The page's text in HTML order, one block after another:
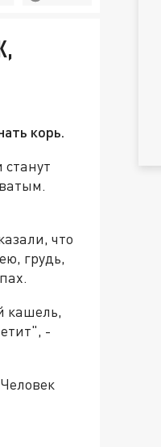
корь.
что
грудь,
кашель,
-